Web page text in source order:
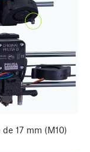
17 mm (M10)